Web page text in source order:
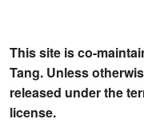
This site is co-
Tang. Unless
released under the
license.